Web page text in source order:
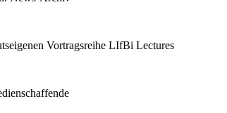
Vortragsreihe LIfBi Lectures